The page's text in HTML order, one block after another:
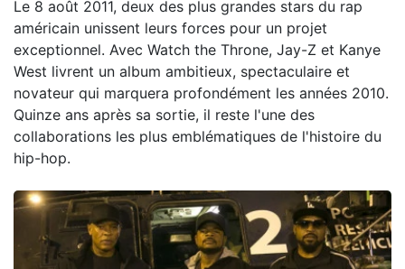
Le 8 août 2011, deux des plus grandes stars du rap
américain unissent leurs forces pour un projet
exceptionnel. Avec Watch the Throne, Jay-Z et Kanye
West livrent un album ambitieux, spectaculaire et
novateur qui marquera profondément les années 2010.
Quinze ans après sa sortie, il reste l'une des
collaborations les plus emblématiques de l'histoire du
hip-hop.